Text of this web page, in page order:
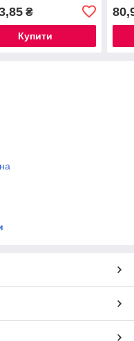
₴
Купити